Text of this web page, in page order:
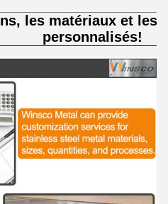
les matériaux et les
personnalisés!